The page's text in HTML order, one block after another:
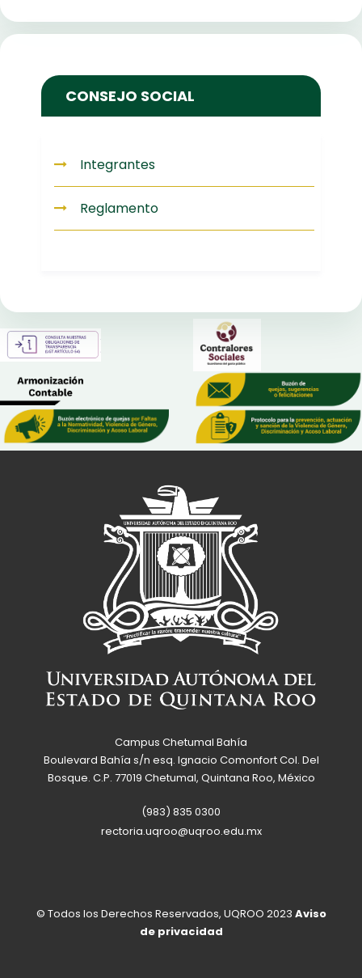
CONSEJO SOCIAL
Integrantes
Reglamento
Campus Chetumal Bahía
Boulevard Bahía s/n esq. Ignacio Comonfort Col. Del
Bosque. C.P. 77019 Chetumal, Quintana Roo, México
(983) 835 0300
rectoria.uqroo@uqroo.edu.mx
© Todos los Derechos Reservados, UQROO 2023 Aviso
de privacidad